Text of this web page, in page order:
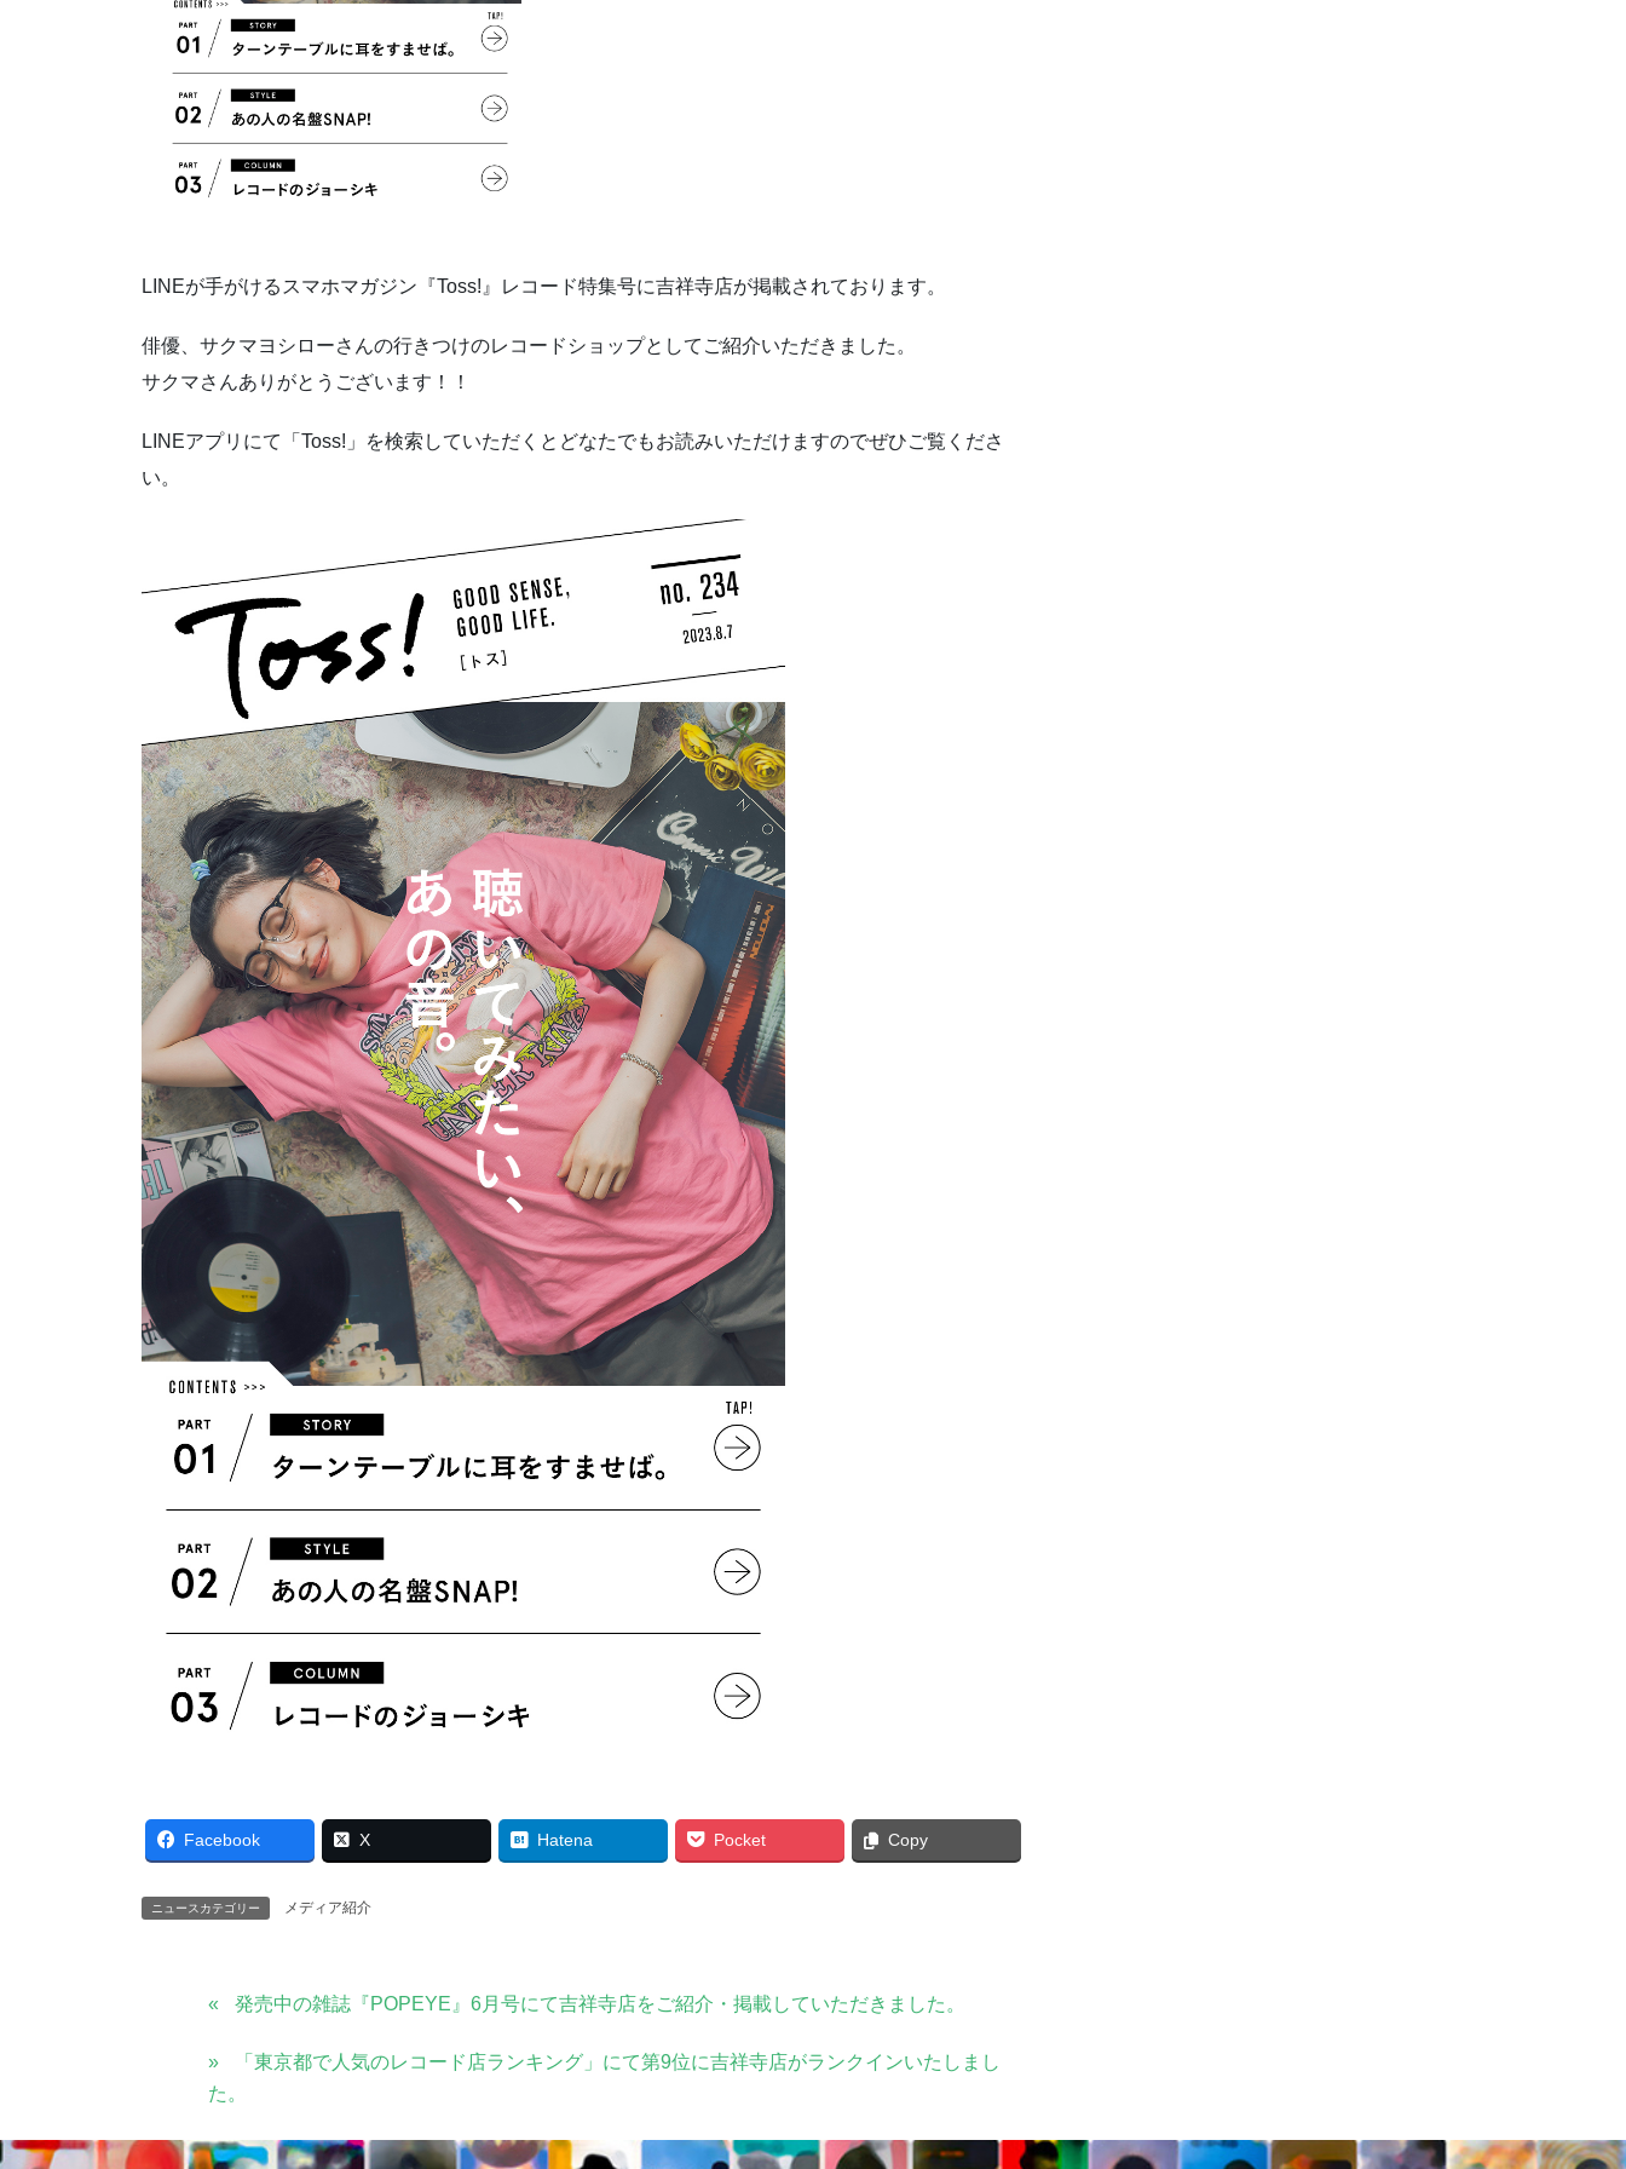
LINEが手がけるスマホマガジン『Toss!』レコード特集号に吉祥寺店が掲載されております。
俳優、サクマヨシローさんの行きつけのレコードショップとしてご紹介いただきました。
サクマさんありがとうございます！！
LINEアプリにて「Toss!」を検索していただくとどなたでもお読みいただけますのでぜひご覧くださ
い。
Facebook X Hatena Pocket Copy
ニュースカテゴリー メディア紹介
発売中の雑誌『POPEYE』6月号にて吉祥寺店をご紹介・掲載していただきました。
「東京都で人気のレコード店ランキング」にて第9位に吉祥寺店がランクインいたしまし
た。